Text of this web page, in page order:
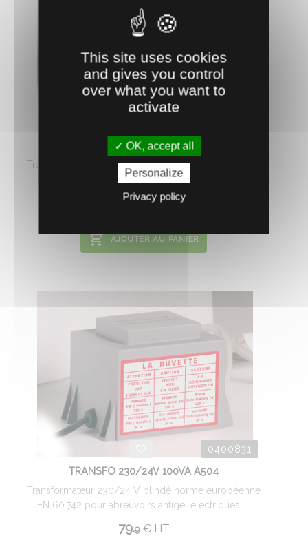
TRANSFORMATEUR 200VA A503
Transformateur 230/24 V blindé norme européenne
EN 60.742 pour abreuvoirs antigel électriques. ...
110.92 € HT
AJOUTER AU PANIER
0400831
TRANSFO 230/24V 100VA A504
Transformateur 230/24 V blindé norme européenne
EN 60.742 pour abreuvoirs antigel électriques. ...
79.9 €HT
This site uses cookies
and gives you control
over what you want to
activate
OK, accept all
Personalize
Privacy policy